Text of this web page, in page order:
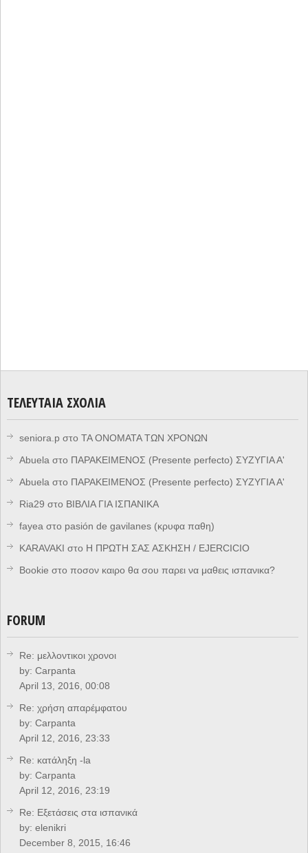
ΤΕΛΕΥΤΑΊΑ ΣΧΌΛΙΑ
seniora.p στο ΤΑ ΟΝΟΜΑΤΑ ΤΩΝ ΧΡΟΝΩΝ
Abuelaστο ΠΑΡΑΚΕΙΜΕΝΟΣ (Presente perfecto) ΣΥΖΥΓΙΑ Α'
Abuelaστο ΠΑΡΑΚΕΙΜΕΝΟΣ (Presente perfecto) ΣΥΖΥΓΙΑ Α'
Ria29 στο ΒΙΒΛΙΑ ΓΙΑ ΙΣΠΑΝΙΚΑ
fayeaστο pasión de gavilanes (κρυφα παθη)
KARAVAKI στο Η ΠΡΩΤΗ ΣΑΣ ΑΣΚΗΣΗ / EJERCICIO
Bookie στο ποσον καιρο θα σου παρει να μαθεις ισπανικα?
FORUM
Re: μελλοντικοι χρονοι
by: Carpanta
April 13, 2016, 00:08
Re: χρήση απαρέμφατου
by: Carpanta
April 12, 2016, 23:33
Re: κατάληξη -la
by: Carpanta
April 12, 2016, 23:19
Re: Eξετάσεις στα ισπανικά
by: elenikri
December 8, 2015, 16:46